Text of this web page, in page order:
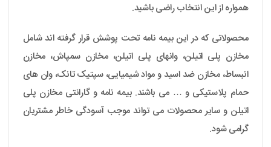
همواره از این انتخاب راضی باشید.
محصولاتی که در این بیمه نامه تحت پوشش قرار گرفته اند شامل
مخازن پلی اتیلن، وانهای پلی اتیلن، مخازن سمپاش، مخازن
انبساط، مخازن ضد اسید و مواد شیمیایی، سپتیک تانک، وان های
حمام پلاستیکی و … می باشند. بیمه نامه و گارانتی مخازن پلی
اتیلن و سایر محصولات می تواند موجب آسودگی خاطر مشتریان
گرامی شود.